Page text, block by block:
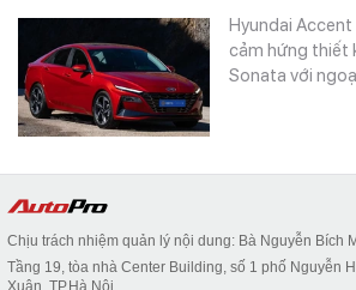
Hyundai
cảm hứng thiết
Sonata với
Chịu trách nhiệm quản lý nội dung: Bà Nguyễn Bích
Tầng 19, tòa nhà Center Building, số 1 phố Nguyễn
Xuân, TP.Hà Nội